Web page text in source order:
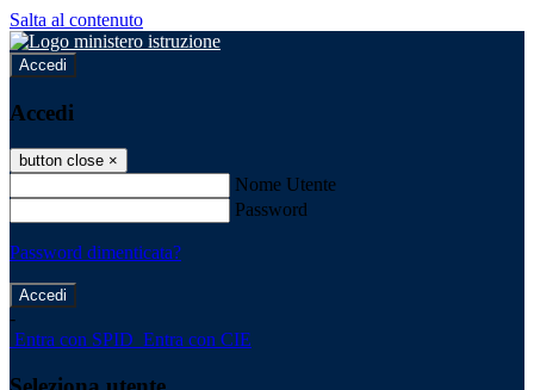
Salta al contenuto
Accedi
Accedi
button close ×
Nome Utente
Password
Password dimenticata?
-
Entra con SPID Entra con CIE